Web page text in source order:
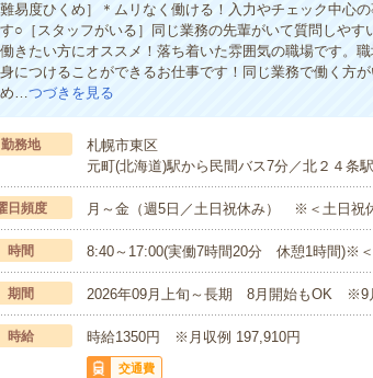
難易度ひくめ］＊ムリなく働ける！入力やチェック中心
○［スタッフがいる］同じ業務の先輩がいて質問しや
働きたい方にオススメ！落ち着いた雰囲気の職場です。
につけることができるお仕事です！同じ業務で働く方
…つづきを見る
勤務地
札幌市東区
元町(北海道)駅から民間バス7分／北２４条
日頻度 月～金（週5日／土日祝休み） ※＜土日祝
時間 8:40～17:00(実働7時間20分 休憩1時間)※
期間 2026年09月上旬～長期 8月開始もOK ※9
時給 時給1350円 ※月収例 197,910円
交通費